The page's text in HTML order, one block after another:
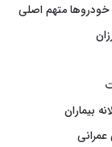
خودروها متهم اصلی
بیماران